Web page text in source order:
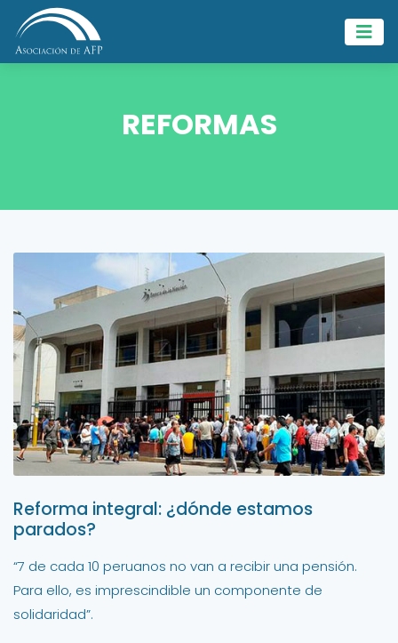
REFORMAS
Reforma integral: ¿dónde estamos
parados?
“7 de cada 10 peruanos no van a recibir una pensión.
Para ello, es imprescindible un componente de
solidaridad”.